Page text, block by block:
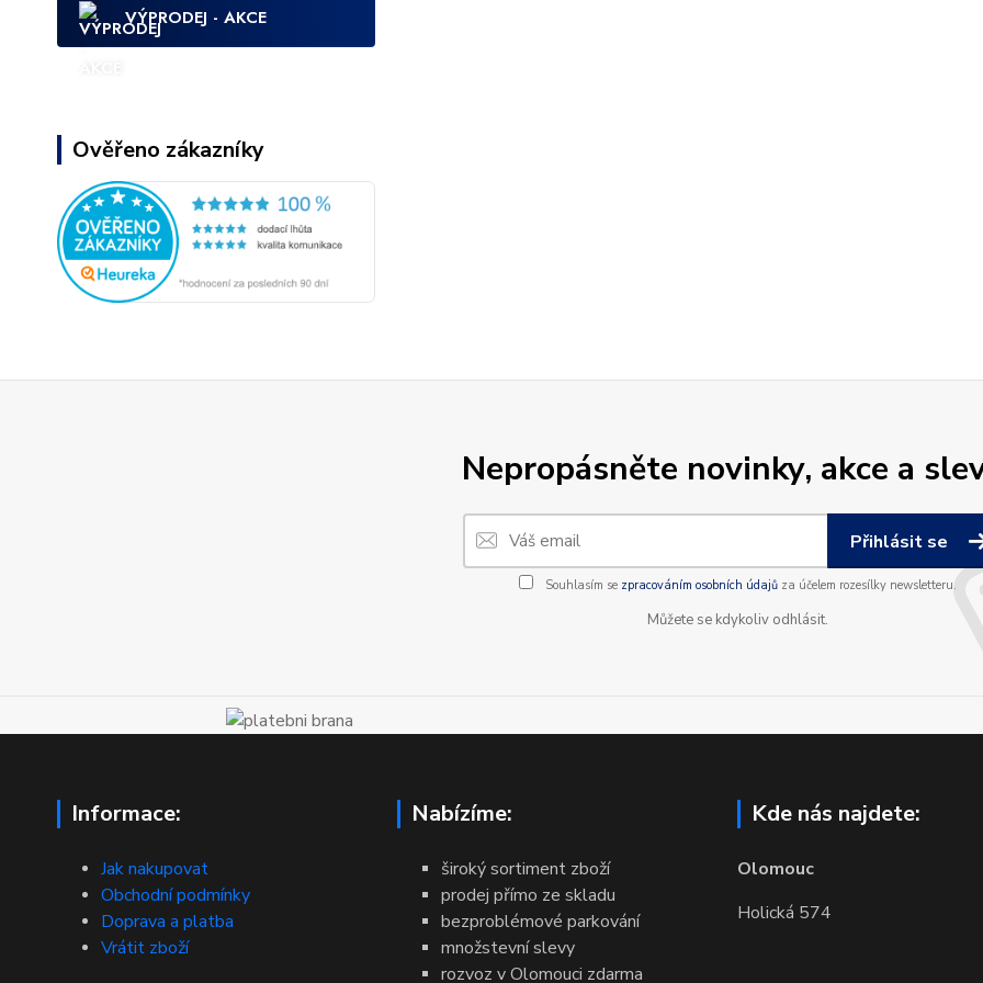
VÝPRODEJ - AKCE
Ověřeno zákazníky
Nepropásněte novinky, akce a
Přihlásit se
Souhlasím se zpracováním osobních údajůza účelem rozesílky newsletteru.
Můžete se kdykoliv odhlásit.
Informace:
Jak nakupovat
Obchodní podmínky
Doprava a platba
Vrátit zboží
Nabízíme:
široký sortiment zboží
prodej přímo ze skladu
bezproblémové parkování
množstevní slevy
rozvoz v Olomouci zdarma
Kde nás najdete:
Olomouc
Holická 574